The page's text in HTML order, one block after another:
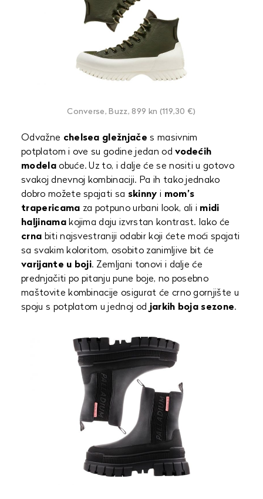
Converse, Buzz, 899 kn (119,30 €)
Odvažne chelsea gležnjače s masivnim
potplatom i ove su godine jedan od vodećih
modelaobuće. Uz to, i dalje će se nositi u gotovo
svakoj dnevnoj kombinaciji. Pa ih tako jednako
dobro možete spajati sa skinny i mom’s
trapericama za potpuno urbani look, ali i midi
haljinamakojima daju izvrstan kontrast. Iako će
crna biti najsvestraniji odabir koji ćete moći spajati
sa svakim koloritom, osobito zanimljive bit će
varijante u boji. Zemljani tonovi i dalje će
prednjačiti po pitanju pune boje, no posebno
maštovite kombinacije osigurat će crno gornjište u
spoju s potplatom u jednoj od jarkih boja sezone.